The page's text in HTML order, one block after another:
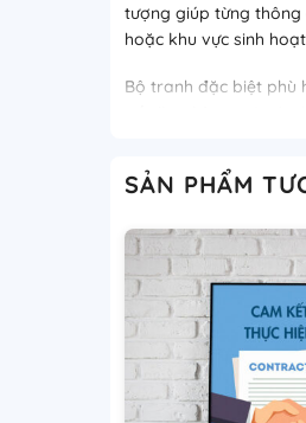
tượng giúp từng
hoặc khu vực sinh
Bộ tranh đặc biệt phù
mà còn
Riêng rẽ mỗi
Làm việc siêng
Kết lại, bộ 3 bức
dài. Nếu bạn đang
chất liệu phù hợp.
SẢN PHẨM